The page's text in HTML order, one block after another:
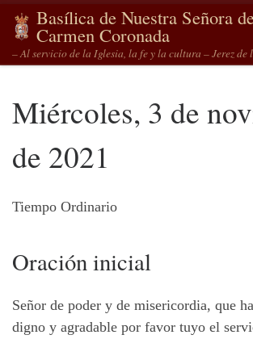
Saltar al contenido
Basílica de Nuestra Señora
Carmen Coronada
– Al servicio de la Iglesia, la fe y la cultura – Jerez de
Miércoles, 3 de
de 2021
Tiempo Ordinario
Oracióninicial
Señor de poder y de misericordia, que
digno y agradable por favor tuyo el